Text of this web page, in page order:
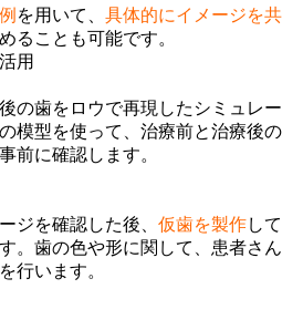
を用いて、 具体的にイメージを共
ることも可能です。
用
の歯をロウで再現したシミュレー
模型を使って、治療前と治療後の
前に確認します。
ジを確認した後、 仮歯を製作して
。歯の色や形に関して、患者さん
を行います。